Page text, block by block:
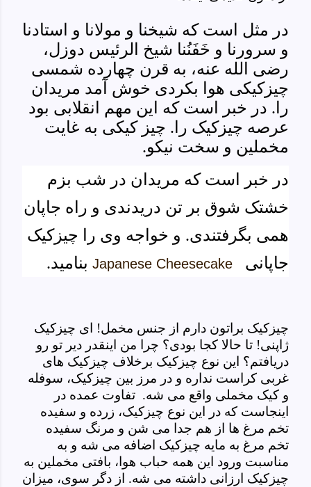
در مثل است که شیخنا و مولانا و استادنا
و سرورنا و خَفَنُنا شیخ الرئیس دوزل،
رضی الله عنه، به قرن چهارده شمسی
چیزکیکی هوا بکردی خوش آمد مریدان
را. در خبر است که این مهم انقلابی بود
عرصه چیزکیک را. چیز کیکی به غایت
مخملین و سخت نیکو.
در خبر است که مریدان در شب بزم
خشتک شوق بر تن دریدندی و راه جاپان
همی بگرفتندی. و خواجه وی را چیزکیک
جاپانی
Japanese Cheesecake بنامید.
چیزکیک براتون دارم از جنس مخمل! ای چیزکیک
ژاپنی! تا حالا کجا بودی؟ چرا من اینقدر دیر تو رو
دریافتم؟ این نوع چیزکیک برخلاف چیزکیک های
غربی کراست نداره و در مرز بین چیزکیک، سوفله
و کیک مخملی واقع می شه. تفاوت عمده در
اینجاست که در این نوع چیزکیک، زرده و سفیده
تخم مرغ ها از هم جدا می شن و مرنگ سفیده
تخم مرغ به مایه چیزکیک اضافه می شه و به
مناسبت ورود این همه حباب هوا، بافتی مخملین به
چیزکیک ارزانی داشته می شه. از دگر سوی، میزان